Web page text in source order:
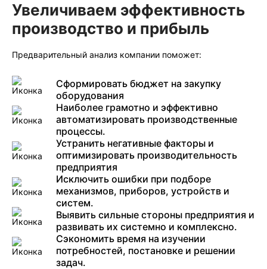
Увеличиваем эффективность
производство и прибыль
Предварительный анализ компании поможет:
Сформировать бюджет на закупку
оборудования
Наиболее грамотно и эффективно
автоматизировать производственные
процессы.
Устранить негативные факторы и
оптимизировать производительность
предприятия
Исключить ошибки при подборе
механизмов, приборов, устройств и
систем.
Выявить сильные стороны предприятия и
развивать их системно и комплексно.
Сэкономить время на изучении
потребностей, постановке и решении
задач.